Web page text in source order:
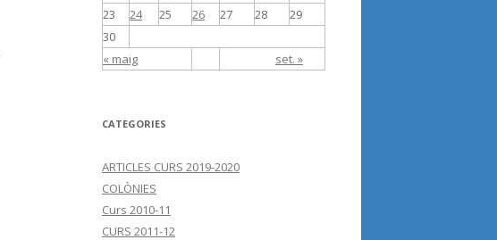
« maig set. »
23
24 25 26 27 28
29
30
CATEGORIES
ARTICLES CURS 2019-2020
COLÒNIES
Curs 2010-11
CURS 2011-12